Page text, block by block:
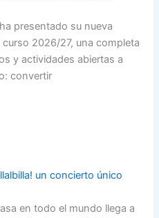
presentado su nueva
2026/27, una completa
y actividades abiertas a
convertir
un concierto único
en todo el mundo llega a